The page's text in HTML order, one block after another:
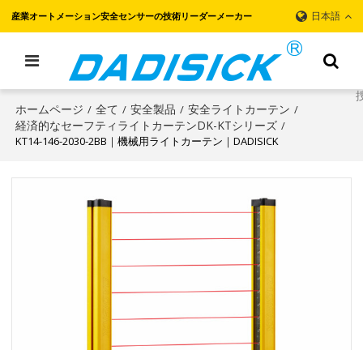
産業オートメーション安全センサーの技術リーダーメーカー 日本語
ホームページ / 全て / 安全製品 / 安全ライトカーテン /
経済的なセーフティライトカーテンDK-KTシリーズ /
KT14-146-2030-2BB｜機械用ライトカーテン｜DADISICK